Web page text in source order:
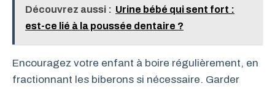
Découvrez aussi : Urine bébé qui sent fort :
est-ce lié à la poussée dentaire ?
Encouragez votre enfant à boire régulièrement, en
fractionnant les biberons si nécessaire. Garder